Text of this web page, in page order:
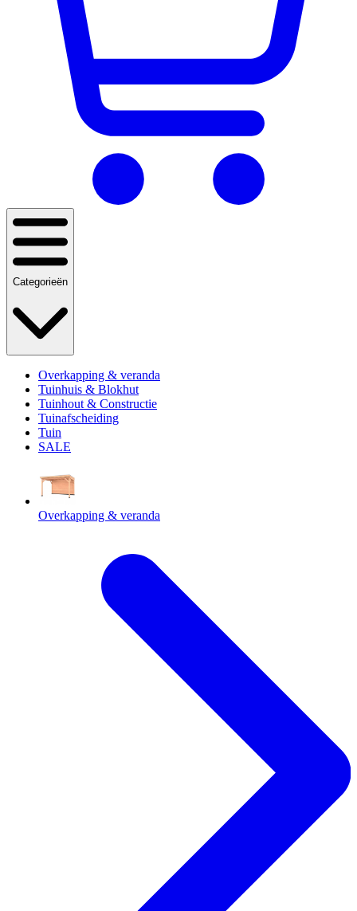
Categorieën
Overkapping & veranda
Tuinhuis & Blokhut
Tuinhout & Constructie
Tuinafscheiding
Tuin
SALE
Overkapping & veranda